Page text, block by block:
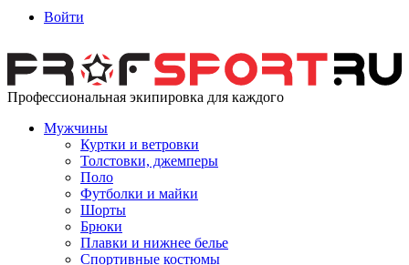
Войти
Профессиональная экипировка для каждого
Мужчины
Куртки и ветровки
Толстовки, джемперы
Поло
Футболки и майки
Шорты
Брюки
Плавки и нижнее белье
Спортивные костюмы